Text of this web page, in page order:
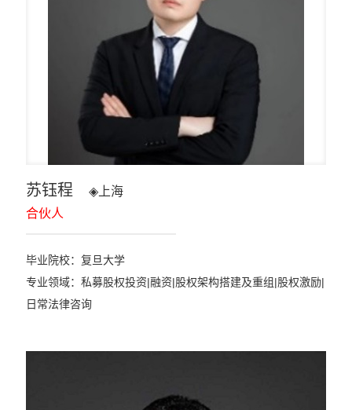
苏钰程 ◈ 上海
合伙人
毕业院校：复旦大学
专业领域：私募股权投资|融资|股权架构搭建及重组|股权激励|
日常法律咨询